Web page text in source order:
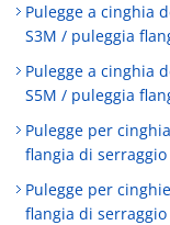
Pulegge a cinghia
S3M / puleggia
Pulegge a cinghia
S5M / puleggia
Pulegge per
flangia di
Pulegge per
flangia di